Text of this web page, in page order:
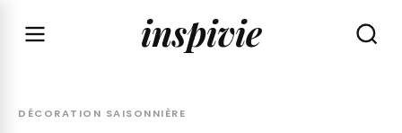
inspivie
DÉCORATION SAISONNIÈRE